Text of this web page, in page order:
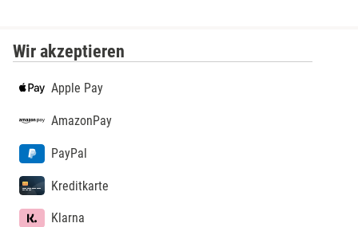
Wir akzeptieren
Apple Pay
AmazonPay
PayPal
Kreditkarte
Klarna